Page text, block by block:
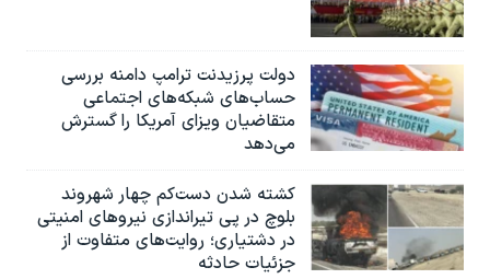
دولت پرزیدنت ترامپ دامنه بررسی
حساب‌های شبکه‌های اجتماعی
متقاضیان ویزای آمریکا را گسترش
می‌دهد
کشته شدن دست‌کم چهار شهروند
بلوچ در پی تیراندازی نیروهای امنیتی
در دشتیاری؛ روایت‌های متفاوت از
جزئیات حادثه